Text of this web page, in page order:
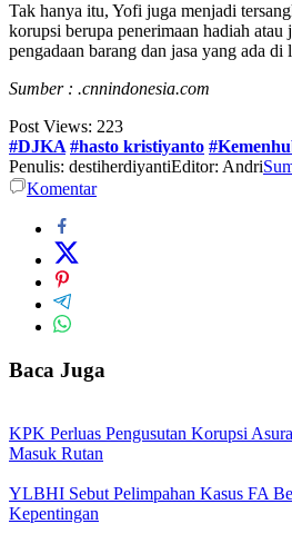
Tak hanya itu, Yofi juga menjadi
korupsi berupa penerimaan hadiah
pengadaan barang dan jasa yang ada
Sumber : .cnnindonesia.com
Post Views: 223
#DJKA #hasto kristiyanto
Penulis: destiherdiyantiEditor: Andri
Komentar
Baca Juga
KPK Perluas Pengusutan Korupsi
Masuk Rutan
YLBHI Sebut Pelimpahan Kasus FA
Kepentingan